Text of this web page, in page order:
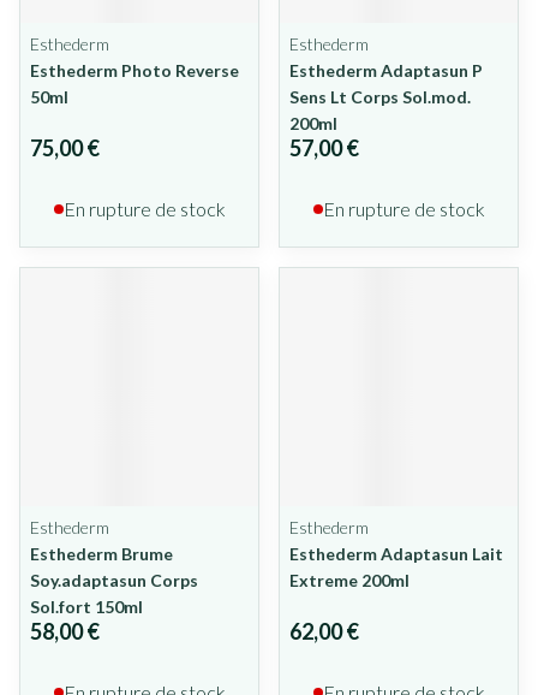
Esthederm
Esthederm Photo Reverse
50ml
75,00 €
En rupture de stock
Esthederm
Esthederm Adaptasun P
Sens Lt Corps Sol.mod.
200ml
57,00 €
En rupture de stock
Esthederm
Esthederm Brume
Soy.adaptasun Corps
Sol.fort 150ml
58,00 €
Esthederm
Esthederm Adaptasun Lait
Extreme 200ml
62,00 €